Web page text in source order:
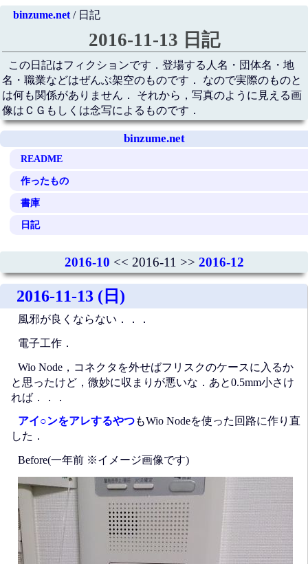
binzume.net/ 日記
2016-11-13 日記
この日記はフィクションです．登場する人名・団体名・地
名・職業などはぜんぶ架空のものです． なので実際のものと
は何も関係がありません． それから，写真のように見える画
像はＣＧもしくは念写によるものです．
binzume.net
README
作ったもの
書庫
日記
2016-10 << 2016-11 >> 2016-12
2016-11-13 (日)
風邪が良くならない．．．
電子工作．
Wio Node，コネクタを外せばフリスクのケースに入るか
と思ったけど，微妙に収まりが悪いな．あと0.5mm小さけ
れば．．．
アイ○ンをアレするやつもWio Nodeを使った回路に作り直
した．
Before(一年前 ※イメージ画像です)